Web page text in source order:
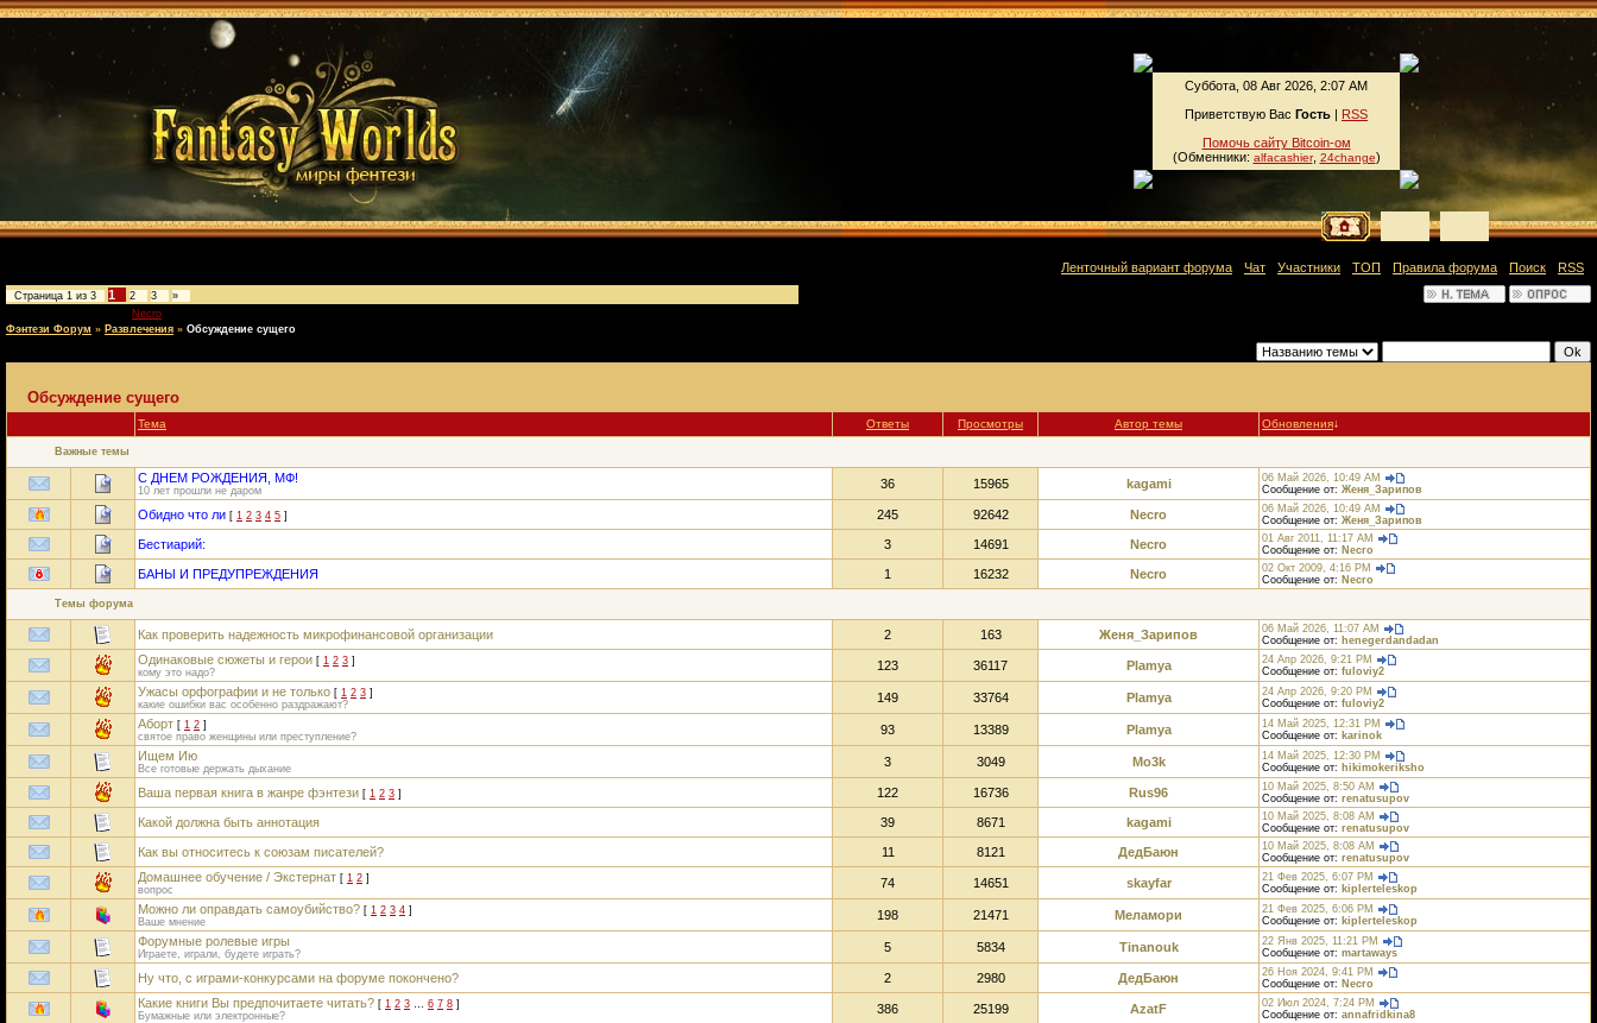
Суббота, 08 Авг 2026, 2:07 AM
Приветствую Вас Гость | RSS
Помочь сайту Bitcoin-ом
(Обменники: alfacashier, 24change)
Ленточный вариант форума Чат Участники ТОП Правила форума Поиск RSS
Страница 1 из 3 1 2 3 »
Necro
Фэнтези Форум » Развлечения » Обсуждение сущего
Обсуждение сущего
Тема Ответы Просмотры Автор темы Обновления↓
Важные темы
С ДНЕМ РОЖДЕНИЯ, МФ!
10 лет прошли не даром 36 15965 kagami
06 Май 2026, 10:49 AM
Сообщение от: Женя_Зарипов
Обидно что ли [ 1 2 3 4 5 ] 245 92642 Necro
06 Май 2026, 10:49 AM
Сообщение от: Женя_Зарипов
Бестиарий: 3 14691 Necro
01 Авг 2011, 11:17 AM
Сообщение от: Necro
БАНЫ И ПРЕДУПРЕЖДЕНИЯ 1 16232 Necro
02 Окт 2009, 4:16 PM
Сообщение от: Necro
Темы форума
Как проверить надежность микрофинансовой организации 2 163 Женя_Зарипов
06 Май 2026, 11:07 AM
Сообщение от: henegerdandadan
Одинаковые сюжеты и герои [ 1 2 3 ]
кому это надо?
123 36117 Plamya
24 Апр 2026, 9:21 PM
Сообщение от: fuloviy2
Ужасы орфографии и не только [ 1 2 3 ]
какие ошибки вас особенно раздражают?
149 33764 Plamya
24 Апр 2026, 9:20 PM
Сообщение от: fuloviy2
Аборт [ 1 2 ]
святое право женщины или преступление?
93 13389 Plamya
14 Май 2025, 12:31 PM
Сообщение от: karinok
Ищем Ию
Все готовые держать дыхание 3 3049 Mo3k
14 Май 2025, 12:30 PM
Сообщение от: hikimokeriksho
Ваша первая книга в жанре фэнтези [ 1 2 3 ] 122 16736 Rus96
10 Май 2025, 8:50 AM
Сообщение от: renatusupov
Какой должна быть аннотация 39 8671 kagami
10 Май 2025, 8:08 AM
Сообщение от: renatusupov
Как вы относитесь к союзам писателей? 11 8121 ДедБаюн
10 Май 2025, 8:08 AM
Сообщение от: renatusupov
Домашнее обучение / Экстернат [ 1 2 ]
вопрос
74 14651 skayfar
21 Фев 2025, 6:07 PM
Сообщение от: kiplerteleskop
Можно ли оправдать самоубийство? [ 1 2 3 4 ]
Ваше мнение
198 21471 Меламори
21 Фев 2025, 6:06 PM
Сообщение от: kiplerteleskop
Форумные ролевые игры
Играете, играли, будете играть? 5 5834 Tinanouk
22 Янв 2025, 11:21 PM
Сообщение от: martaways
Ну что, с играми-конкурсами на форуме покончено? 2 2980 ДедБаюн
26 Ноя 2024, 9:41 PM
Сообщение от: Necro
Какие книги Вы предпочитаете читать? [ 1 2 3 … 6 7 8 ]
Бумажные или электронные?
386 25199 AzatF
02 Июл 2024, 7:24 PM
Сообщение от: annafridkina8